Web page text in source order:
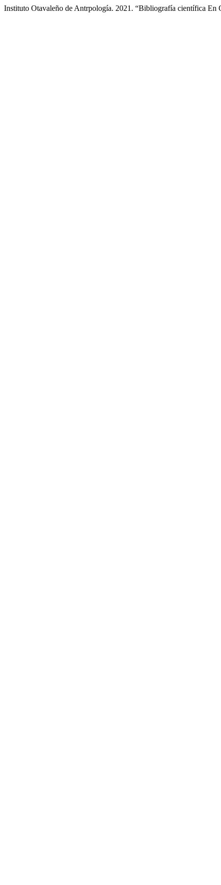
Instituto Otavaleño de Antrpología. 2021. “Bibliografía científica En